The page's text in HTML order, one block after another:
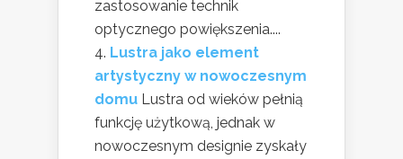
zastosowanie technik
optycznego powiększenia....
Lustra jako element
artystyczny w nowoczesnym
domu Lustra od wieków pełnią
funkcję użytkową, jednak w
nowoczesnym designie zyskały